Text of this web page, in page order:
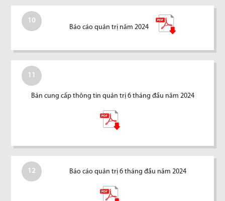
10
Báo cáo quản trị năm 2024
11
Bản cung cấp thông tin quản trị 6 tháng đầu năm 2024
12 Báo cáo quản trị 6 tháng đầu năm 2024